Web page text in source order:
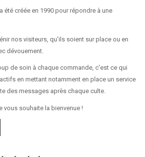
été créée en 1990 pour répondre à une
nos visiteurs, qu'ils soient sur place ou en
dévouement.
de soin à chaque commande, c'est ce qui
en mettant notamment en place un service
des messages après chaque culte.
vous souhaite la bienvenue !